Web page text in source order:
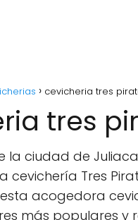
cevicheria tres
tres
la ciudad de
cevichería Tres
esta acogedora
más populares